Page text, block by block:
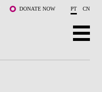
DONATE NOW PT CN